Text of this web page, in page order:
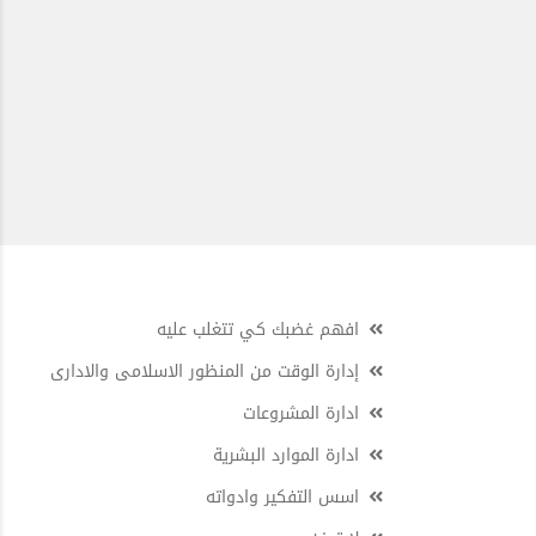
افهم غضبك كي تتغلب عليه
إدارة الوقت من المنظور الاسلامى والادارى
ادارة المشروعات
ادارة الموارد البشرية
اسس التفكير وادواته